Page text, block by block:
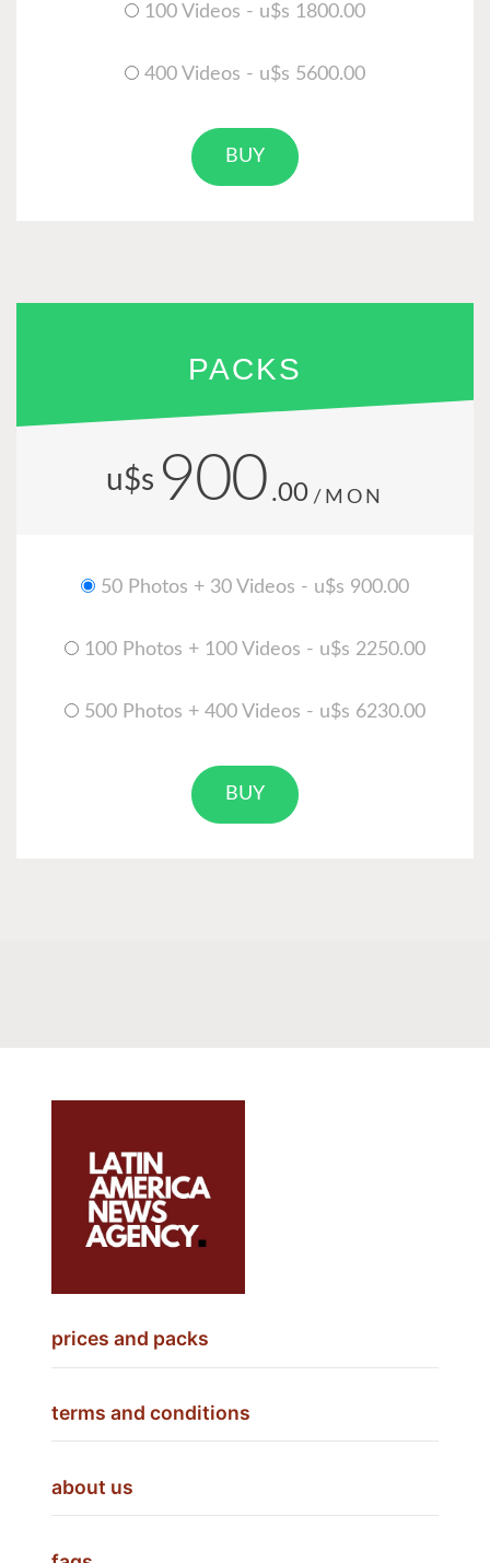
100 Videos - u$s 1800.00
400 Videos - u$s 5600.00
BUY
PACKS
u$s 900 .00 /MON
50 Photos + 30 Videos - u$s 900.00
100 Photos + 100 Videos - u$s 2250.00
500 Photos + 400 Videos - u$s 6230.00
BUY
prices and packs
terms and conditions
about us